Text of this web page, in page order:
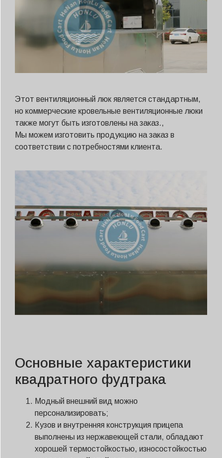
Этот вентиляционный люк является стандартным,
но коммерческие кровельные вентиляционные люки
также могут быть изготовлены на заказ.,
Мы можем изготовить продукцию на заказ в
соответствии с потребностями клиента.
Основные характеристики
квадратного фудтрака
Модный внешний вид можно
персонализировать;
Кузов и внутренняя конструкция прицепа
выполнены из нержавеющей стали, обладают
хорошей термостойкостью, износостойкостью